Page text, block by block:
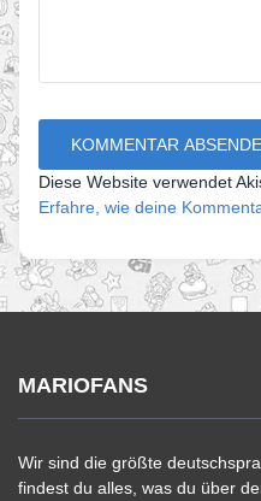
Diese Website verwendet
Erfahre, wie deine
MARIOFANS
Wir sind die größte
findest du alles, was du über